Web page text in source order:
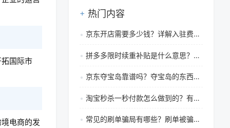
国际市
电商的发
热门内容
京东开店需要多少钱？详解入驻费用结构、保证金与注意事项指南
拼多多限时续重补贴是什么意思？拼多多限时限量结束能重新启动吗
京东夺宝岛靠谱吗？夺宝岛的东西来源是什么
淘宝秒杀一秒付款怎么做到的？有什么技巧？
常见的刷单骗局有哪些？刷单被骗怎么办？